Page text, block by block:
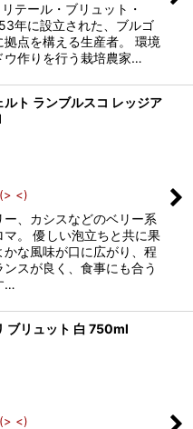
テール・ブリュット・
年に設立された、ブルゴ
点を構える生産者。 環境
ウ作りを行う栽培農家…
ルト ランブルスコ レッジア
<)
、カシスなどのベリー系
。 優しい泡立ちと共に果
な風味が口に広がり、程
スが良く、食事にも合う
…
ブリュット 白 750ml
<)